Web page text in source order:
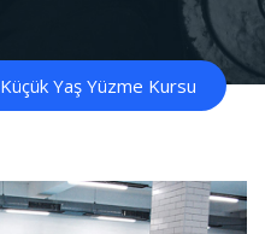
Küçük Yaş Yüzme Kursu